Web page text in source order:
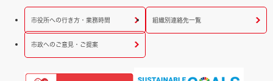
市役所への行き方・業務時間 組織別連絡先一覧
市政へのご意見・ご提案